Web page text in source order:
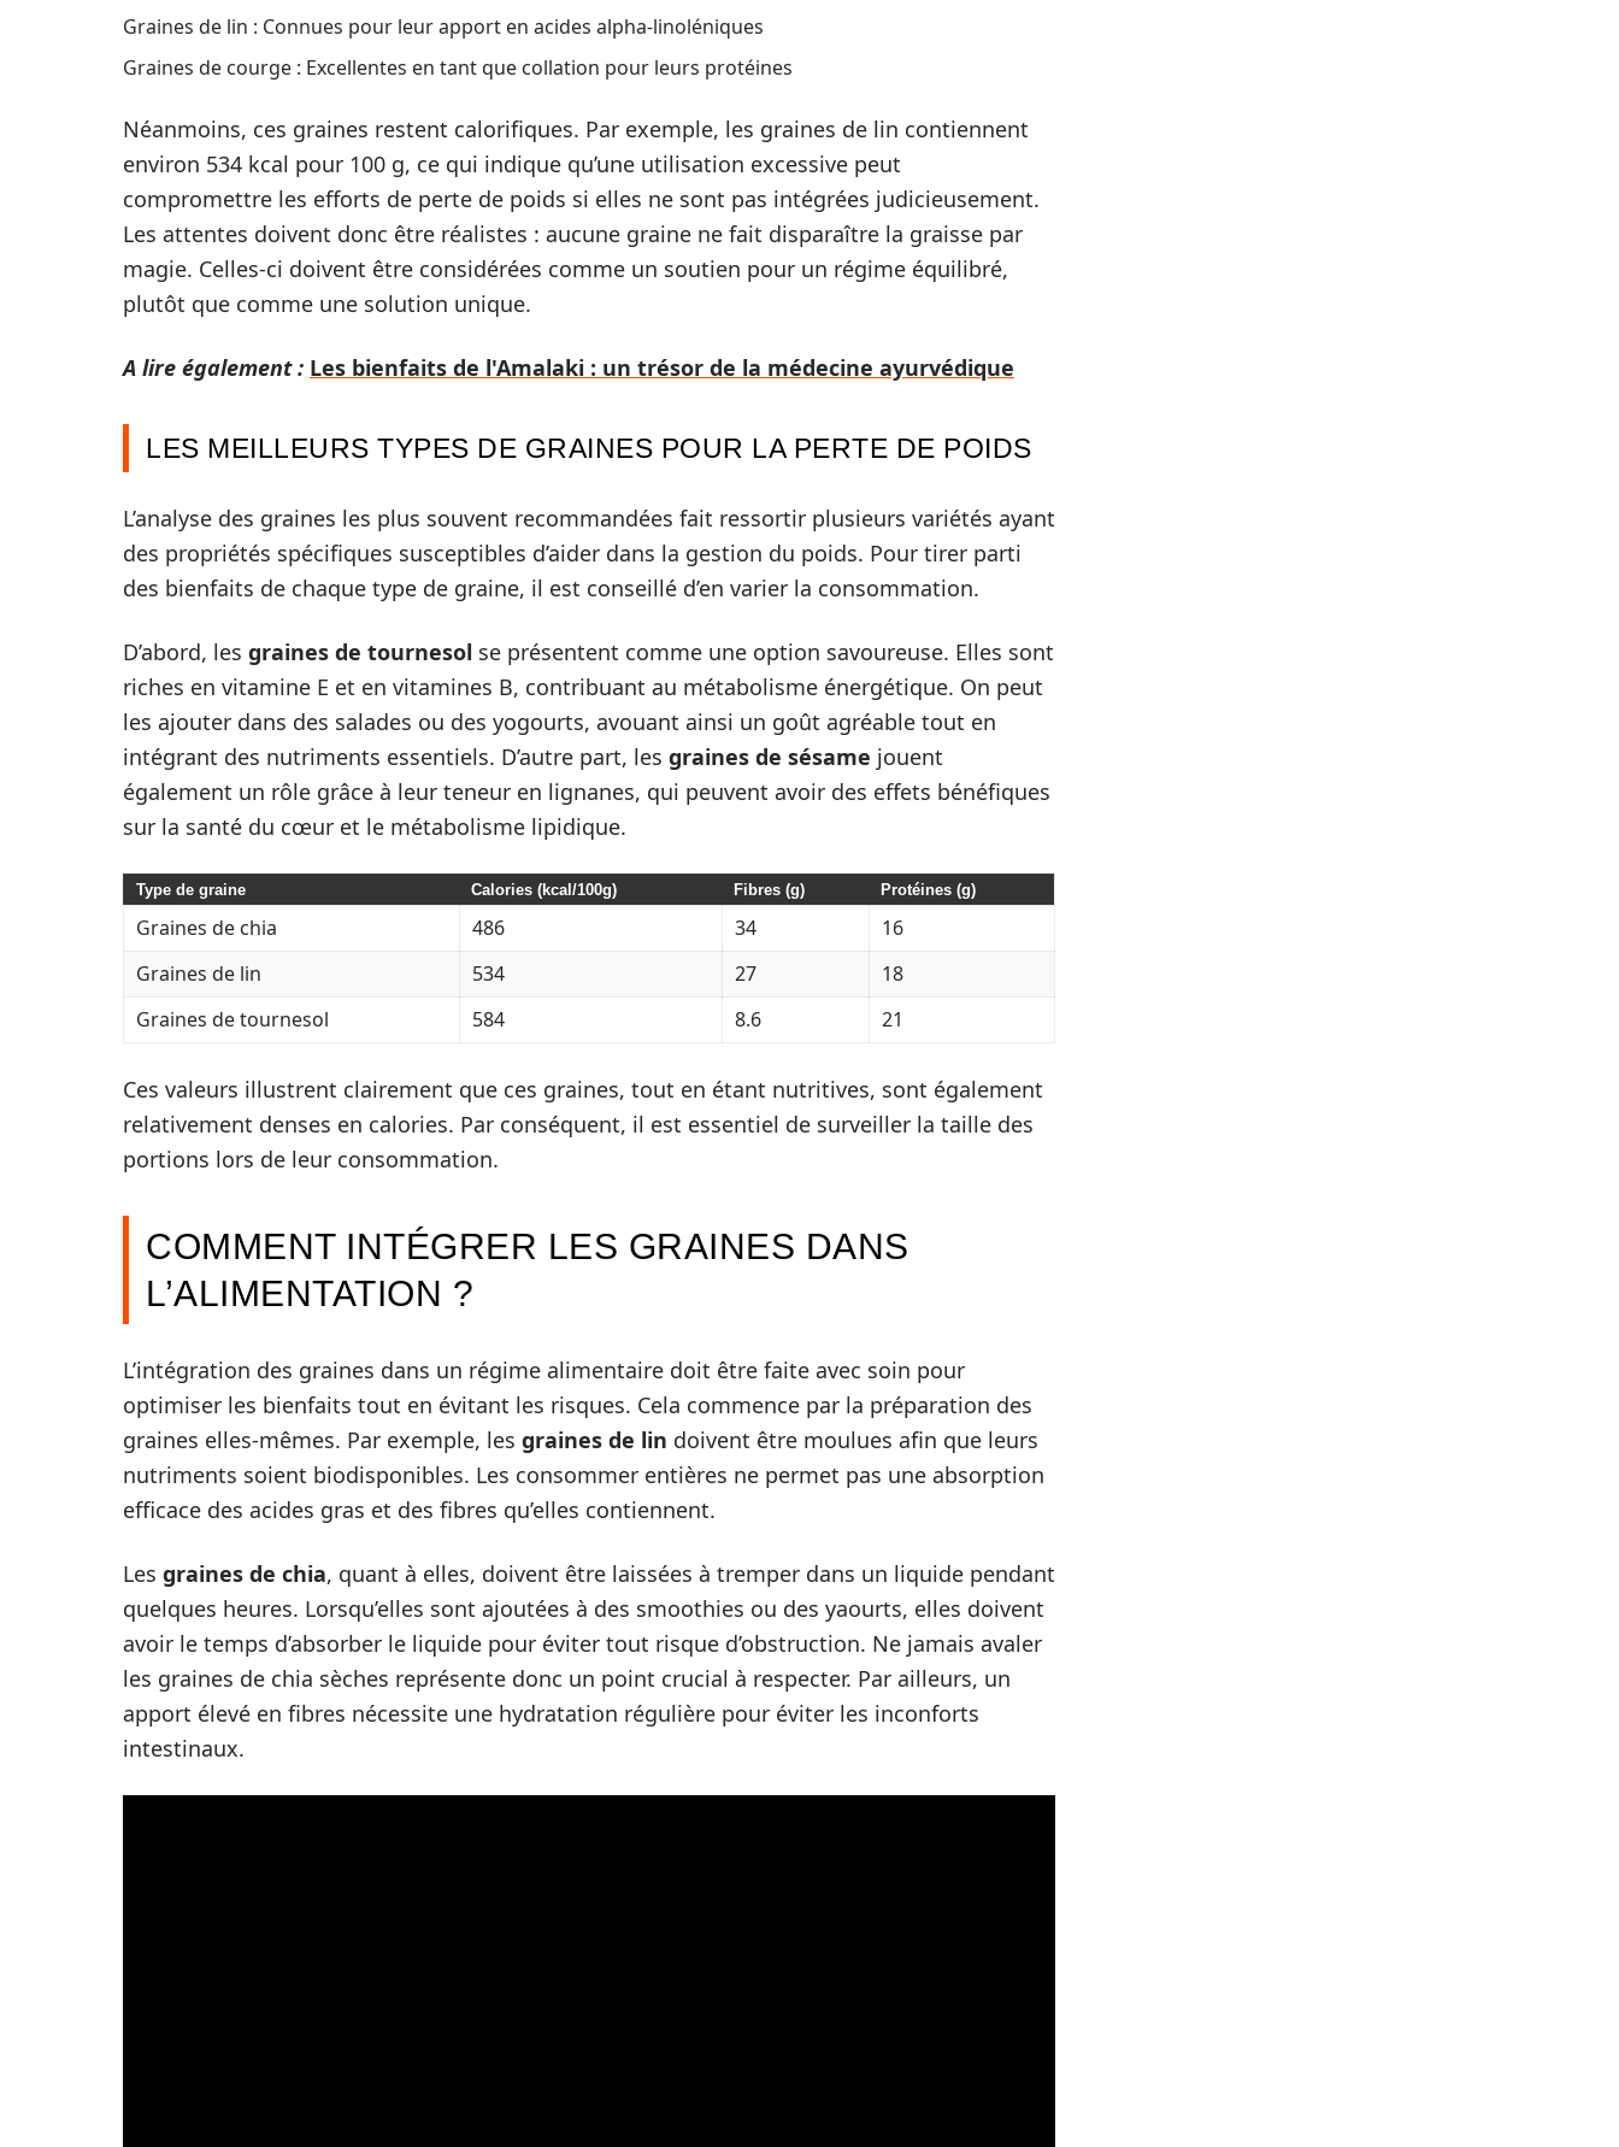
Graines de lin : Connues pour leur apport en acides alpha-linoléniques
Graines de courge : Excellentes en tant que collation pour leurs protéines
Néanmoins, ces graines restent calorifiques. Par exemple, les graines de lin contiennent
environ 534 kcal pour 100 g, ce qui indique qu’une utilisation excessive peut
compromettre les efforts de perte de poids si elles ne sont pas intégrées judicieusement.
Les attentes doivent donc être réalistes : aucune graine ne fait disparaître la graisse par
magie. Celles-ci doivent être considérées comme un soutien pour un régime équilibré,
plutôt que comme une solution unique.
A lire également : Les bienfaits de l'Amalaki : un trésor de la médecine ayurvédique
LES MEILLEURS TYPES DE GRAINES POUR LA PERTE DE POIDS
L’analyse des graines les plus souvent recommandées fait ressortir plusieurs variétés ayant
des propriétés spécifiques susceptibles d’aider dans la gestion du poids. Pour tirer parti
des bienfaits de chaque type de graine, il est conseillé d’en varier la consommation.
D’abord, les graines de tournesol se présentent comme une option savoureuse. Elles sont
riches en vitamine E et en vitamines B, contribuant au métabolisme énergétique. On peut
les ajouter dans des salades ou des yogourts, avouant ainsi un goût agréable tout en
intégrant des nutriments essentiels. D’autre part, les graines de sésame jouent
également un rôle grâce à leur teneur en lignanes, qui peuvent avoir des effets bénéfiques
sur la santé du cœur et le métabolisme lipidique.
Type de graine Calories (kcal/100g) Fibres (g) Protéines (g)
Graines de chia 486 34
16
Graines de lin
534 27
18
Graines de tournesol
584 8.6 21
Ces valeurs illustrent clairement que ces graines, tout en étant nutritives, sont également
relativement denses en calories. Par conséquent, il est essentiel de surveiller la taille des
portions lors de leur consommation.
COMMENT INTÉGRER LES GRAINES DANS
L’ALIMENTATION ?
L’intégration des graines dans un régime alimentaire doit être faite avec soin pour
optimiser les bienfaits tout en évitant les risques. Cela commence par la préparation des
graines elles-mêmes. Par exemple, les graines de lin doivent être moulues afin que leurs
nutriments soient biodisponibles. Les consommer entières ne permet pas une absorption
efficace des acides gras et des fibres qu’elles contiennent.
Les graines de chia, quant à elles, doivent être laissées à tremper dans un liquide pendant
quelques heures. Lorsqu’elles sont ajoutées à des smoothies ou des yaourts, elles doivent
avoir le temps d’absorber le liquide pour éviter tout risque d’obstruction. Ne jamais avaler
les graines de chia sèches représente donc un point crucial à respecter. Par ailleurs, un
apport élevé en fibres nécessite une hydratation régulière pour éviter les inconforts
intestinaux.